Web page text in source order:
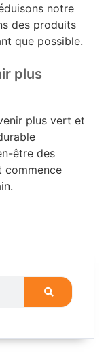
notre
des produits
que possible.
plus
plus vert et
être des
commence